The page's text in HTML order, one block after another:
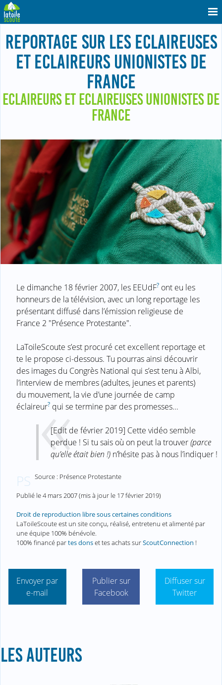
REPORTAGE SUR LES ECLAIREUSES
ET ECLAIREURS UNIONISTES DE
FRANCE
ECLAIREURS ET ECLAIREUSES UNIONISTES DE
FRANCE
Le dimanche 18 février 2007, les EEUdF? ont eu les
honneurs de la télévision, avec un long reportage les
présentant diffusé dans l’émission religieuse de
France 2 "Présence Protestante".
LaToileScoute s’est procuré cet excellent reportage et
te le propose ci-dessous. Tu pourras ainsi découvrir
des images du Congrès National qui s’est tenu à Albi,
l’interview de membres (adultes, jeunes et parents)
du mouvement, la vie d’une journée de camp
éclaireur? qui se termine par des promesses...
[Edit de février 2019] Cette vidéo semble
perdue ! Si tu sais où on peut la trouver(parce
qu’elle était bien !) n’hésite pas à nous l’indiquer !
PS Source : Présence Protestante
Publié le4 mars 2007(mis à jour le 17 février 2019)
Droit de reproduction libre sous certaines conditions
LaToileScoute est un site conçu, réalisé, entretenu et alimenté par
une équipe 100% bénévole.
100% financé partes donset tes achats surScoutConnection !
Envoyer par
e-mail
Publier sur
Facebook
Diffuser sur
Twitter
LES AUTEURS